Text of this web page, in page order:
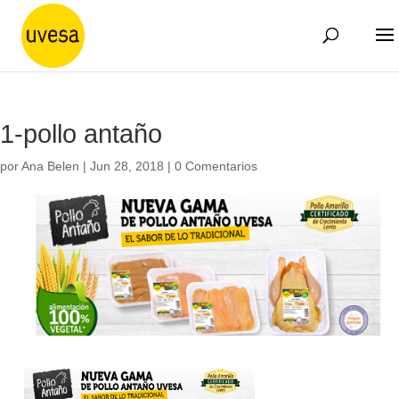
1-pollo antaño
porAna Belen | Jun 28, 2018 | 0 Comentarios